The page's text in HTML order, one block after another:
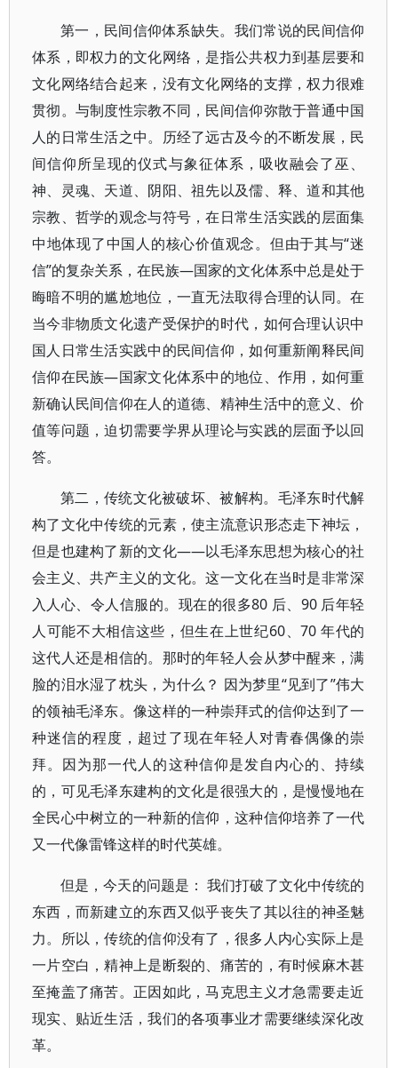
第一，民间信仰体系缺失。我们常说的民间信仰
体系，即权力的文化网络，是指公共权力到基层要和
文化网络结合起来，没有文化网络的支撑，权力很难
贯彻。与制度性宗教不同，民间信仰弥散于普通中国
人的日常生活之中。历经了远古及今的不断发展，民
间信仰所呈现的仪式与象征体系，吸收融会了巫、
神、灵魂、天道、阴阳、祖先以及儒、释、道和其他
宗教、哲学的观念与符号，在日常生活实践的层面集
中地体现了中国人的核心价值观念。但由于其与“迷
信”的复杂关系，在民族—国家的文化体系中总是处于
晦暗不明的尴尬地位，一直无法取得合理的认同。在
当今非物质文化遗产受保护的时代，如何合理认识中
国人日常生活实践中的民间信仰，如何重新阐释民间
信仰在民族—国家文化体系中的地位、作用，如何重
新确认民间信仰在人的道德、精神生活中的意义、价
值等问题，迫切需要学界从理论与实践的层面予以回
答。
第二，传统文化被破坏、被解构。毛泽东时代解
构了文化中传统的元素，使主流意识形态走下神坛，
但是也建构了新的文化——以毛泽东思想为核心的社
会主义、共产主义的文化。这一文化在当时是非常深
入人心、令人信服的。现在的很多80 后、90 后年轻
人可能不大相信这些，但生在上世纪60、70 年代的
这代人还是相信的。那时的年轻人会从梦中醒来，满
脸的泪水湿了枕头，为什么？ 因为梦里“见到了”伟大
的领袖毛泽东。像这样的一种崇拜式的信仰达到了一
种迷信的程度，超过了现在年轻人对青春偶像的崇
拜。因为那一代人的这种信仰是发自内心的、持续
的，可见毛泽东建构的文化是很强大的，是慢慢地在
全民心中树立的一种新的信仰，这种信仰培养了一代
又一代像雷锋这样的时代英雄。
但是，今天的问题是： 我们打破了文化中传统的
东西，而新建立的东西又似乎丧失了其以往的神圣魅
力。所以，传统的信仰没有了，很多人内心实际上是
一片空白，精神上是断裂的、痛苦的，有时候麻木甚
至掩盖了痛苦。正因如此，马克思主义才急需要走近
现实、贴近生活，我们的各项事业才需要继续深化改
革。